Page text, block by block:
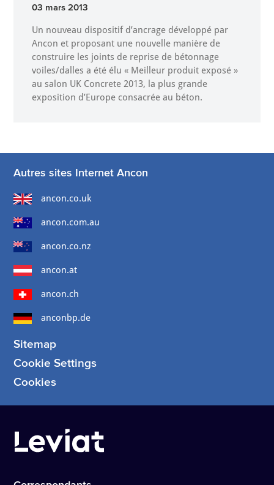
03 mars 2013
Un nouveau dispositif d’ancrage développé par
Ancon et proposant une nouvelle manière de
construire les joints de reprise de bétonnage
voiles/dalles a été élu « Meilleur produit exposé »
au salon UK Concrete 2013, la plus grande
exposition d’Europe consacrée au béton.
Autres sites Internet Ancon
ancon.co.uk
ancon.com.au
ancon.co.nz
ancon.at
ancon.ch
anconbp.de
Sitemap
Cookie Settings
Cookies